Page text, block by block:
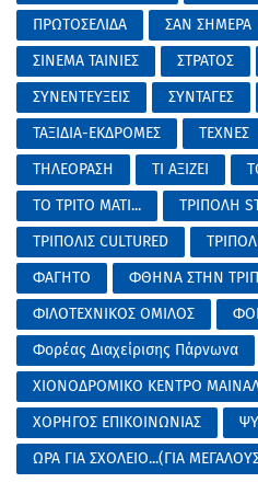
ΠΡΩΤΟΣΕΛΙΔΑ
ΣΑΝ ΣΗΜΕΡΑ
ΣΙΝΕΜΑ ΤΑΙΝΙΕΣ
ΣΤΡΑΤΟΣ
ΣΥΝΕΝΤΕΥΞΕΙΣ
ΣΥΝΤΑΓΕΣ
ΤΑΞΙΔΙΑ-ΕΚΔΡΟΜΕΣ
ΤΕΧΝΕΣ
ΤΗΛΕΟΡΑΣΗ
ΤΙ ΑΞΙΖΕΙ
ΤΟ ΤΡΙΤΟ ΜΑΤΙ...
ΤΡΙΠΟΛΗ
ΤΡΙΠΟΛΙΣ CULTURED
ΦΑΓΗΤΟ
ΦΘΗΝΑ ΣΤΗΝ
ΦΙΛΟΤΕΧΝΙΚΟΣ ΟΜΙΛΟΣ
Φορέας Διαχείρισης Πάρνωνα
ΧΙΟΝΟΔΡΟΜΙΚΟ ΚΕΝΤΡΟ
ΧΟΡΗΓΟΣ ΕΠΙΚΟΙΝΩΝΙΑΣ
ΩΡΑ ΓΙΑ ΣΧΟΛΕΙΟ...(ΓΙΑ